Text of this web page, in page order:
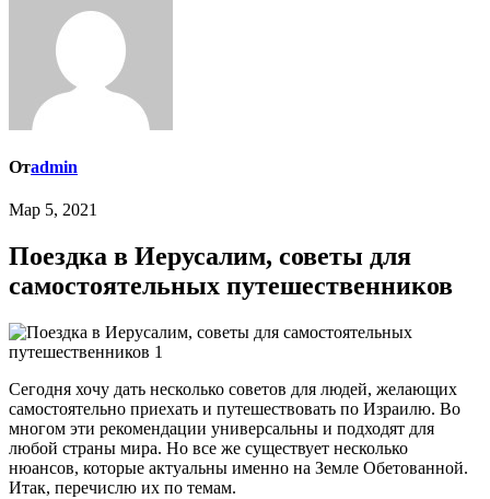
Отadmin
Мар 5, 2021
Поездка в Иерусалим, советы для
самостоятельных путешественников
Сегодня хочу дать несколько советов для людей, желающих
самостоятельно приехать и путешествовать по Израилю. Во
многом эти рекомендации универсальны и подходят для
любой страны мира. Но все же существует несколько
нюансов, которые актуальны именно на Земле Обетованной.
Итак, перечислю их по темам.